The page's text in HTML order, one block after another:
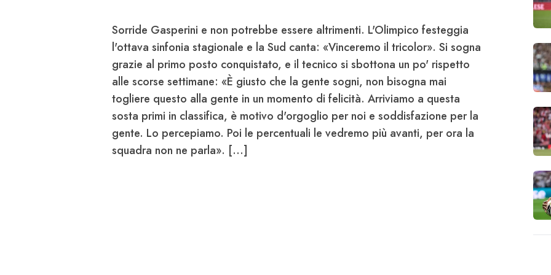
Sorride Gasperini e non potrebbe essere altrimenti. L'Olimpico festeggia
l'ottava sinfonia stagionale e la Sud canta: «Vinceremo il tricolor». Si sogna
grazie al primo posto conquistato, e il tecnico si sbottona un po' rispetto
alle scorse settimane: «È giusto che la gente sogni, non bisogna mai
togliere questo alla gente in un momento di felicità. Arriviamo a questa
sosta primi in classifica, è motivo d'orgoglio per noi e soddisfazione per la
gente. Lo percepiamo. Poi le percentuali le vedremo più avanti, per ora la
squadra non ne parla». [...]